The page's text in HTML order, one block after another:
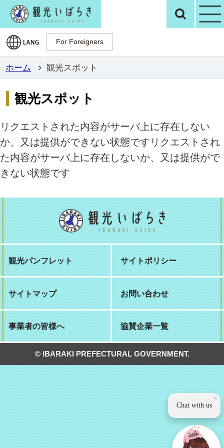
観光いばらき検
For Foreigners
For Foreigners
ホーム 観光スポット
観光スポット
リクエストされた内容がサーバ上に存在しない
か、又は提供ができない状態ですリクエストされ
た内容がサーバ上に存在しないか、又は提供がで
きない状態です
観光パンフレット サイトポリシー
サイトマップ お問い合わせ
事業者の皆様へ 協賛企業一覧
© IBARAKI PREFECTURAL GOVERNMENT.
×
Chat with us